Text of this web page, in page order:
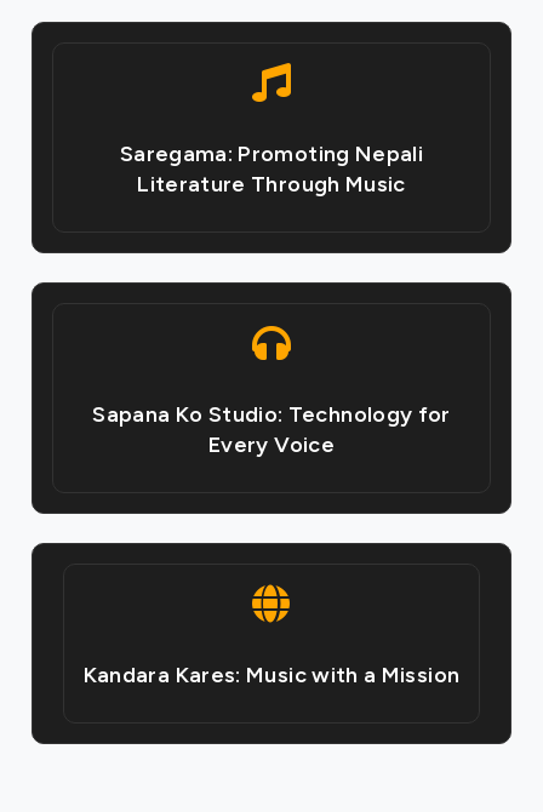
Saregama: Promoting Nepali
Literature Through Music
Sapana Ko Studio: Technology for
Every Voice
Kandara Kares: Music with a Mission